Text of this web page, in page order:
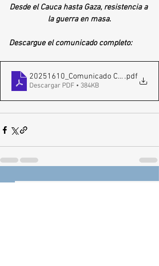
Desde el Cauca hasta Gaza, resistencia a
la guerra en masa.
Descargue el comunicado completo:
20251610_Comunicado CWK.pdf
Descargar PDF • 384KB